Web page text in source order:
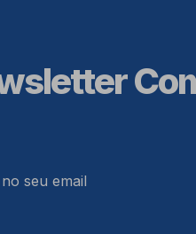
seu email